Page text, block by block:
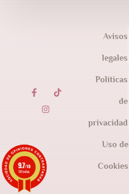
Avisos
legales
Políticas
de
privacidad
Uso de
Cookies
9.7/10
50 notas